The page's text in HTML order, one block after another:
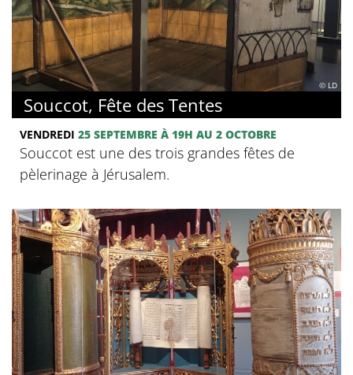
© LD
Souccot, Fête des Tentes
VENDREDI 25 SEPTEMBRE À 19H AU 2 OCTOBRE
Souccot est une des trois grandes fêtes de
pèlerinage à Jérusalem.